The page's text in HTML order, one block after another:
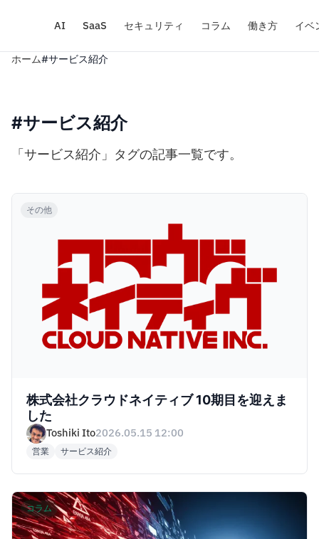
AI SaaS セキュリティ コラム 働き方 イベ
ホーム#サービス紹介
#サービス紹介
「サービス紹介」タグの記事一覧です。
その他
株式会社クラウドネイティブ 10期目を迎えま
した
Toshiki Ito2026.05.15 12:00
営業 サービス紹介
コラム